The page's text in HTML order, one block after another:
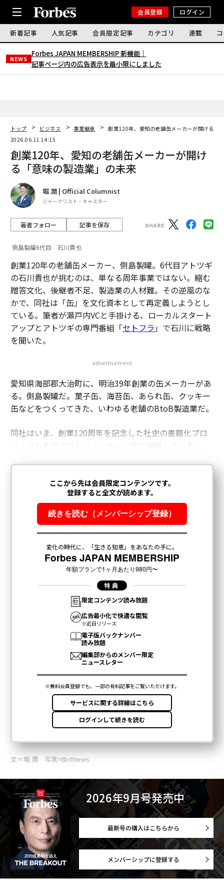
会員登録 ログイン
新着記事 人気記事 会員限定記事 カテゴリ 連載
NEWS
Forbes JAPAN MEMBERSHIP 新機能｜
記事ページ内の広告表示を最小限にしました
トップ ビジネス 事業継承
創業120年、愛知の老舗缶メーカーが開ける「
2026.06.11 14:15
創業120年、愛知の老舗缶メーカーが開け
る「意味の製造業」の未来
堀 潤 | Official Columnist
ジャーナリスト・キャスター
著者フォロー 記事を保存
側島製罐6代目 石川貴也
創業120年の老舗缶メーカー、側島製罐。6代目アトツギ
の石川貴也が挑むのは、単なる周年事業ではない。縮む
贈答文化、後継者不足、製造業の人材難。その逆風のな
かで、同社は「缶」を文化資本として再定義しようとし
ている。筆者が瀬戸内VCと手掛ける、ローカルスタート
アップとアトツギの専門番組「セトフラ」で石川に戦略
を聞いた。
advertisement
愛知県海部郡大治町に、明治39年創業の缶メーカーがあ
る。側島製罐だ。菓子缶、海苔缶、あられ缶、クッキー
缶などをつくってきた、いわゆる老舗のBtoB製造業だ。
同社はいま、創業120周年を記念した社史の書籍化プロ
文＝堀 潤 写真=8bitNews
2026年9月号発売中
最新号の購入はこちらから
メンバーシップに登録する